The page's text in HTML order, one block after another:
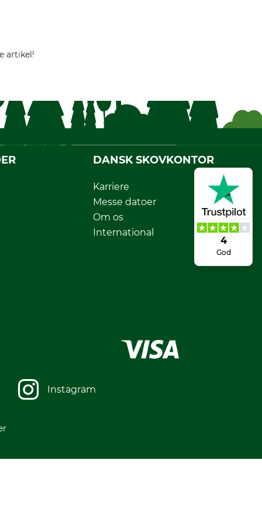
4
God
artikel!
DANSK SKOVKONTOR
Karriere
Messe datoer
Om os
International
Instagram